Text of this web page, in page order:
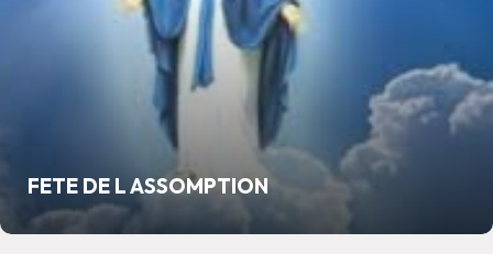
FETE DE L ASSOMPTION